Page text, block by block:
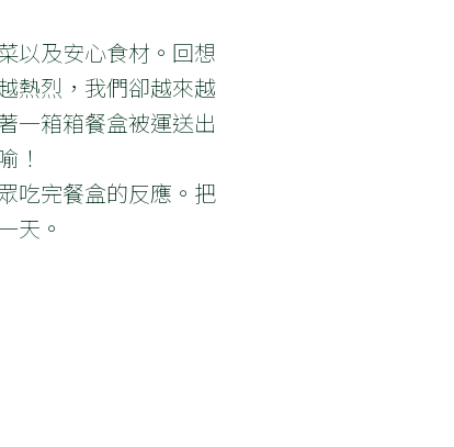
以及安心食材。回想
熱烈，我們卻越來越
一箱箱餐盒被運送出
！
吃完餐盒的反應。把
天。